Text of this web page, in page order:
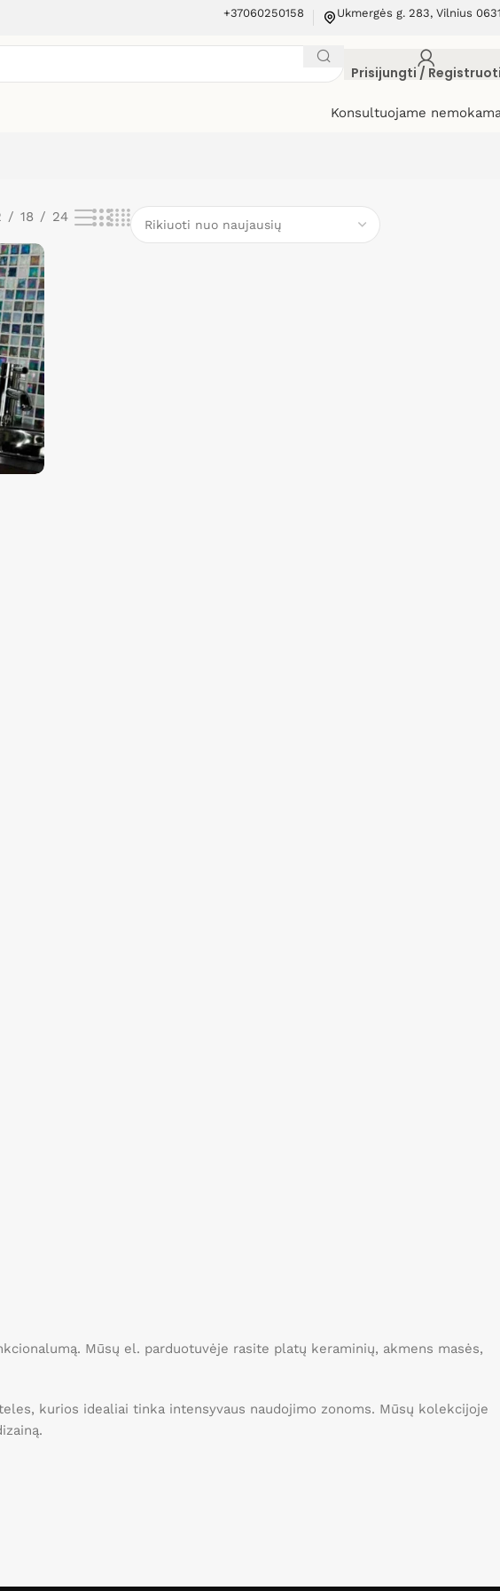
+37060250158 Ukmergės g. 283, Vilnius
Prisijungti /
Konsultuojame
18 24
Mūsų el. parduotuvėje rasite platų keraminių, akmens masės,
kurios idealiai tinka intensyvaus naudojimo zonoms. Mūsų kolekcijoje